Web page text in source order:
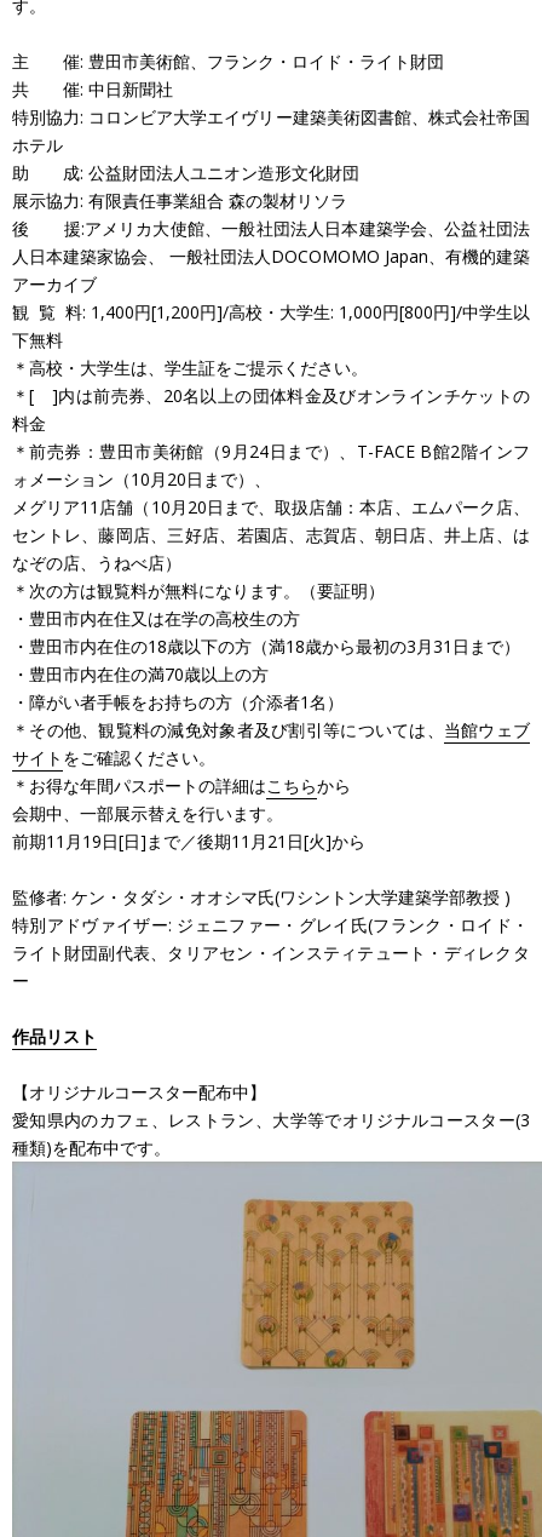
す。
主 催: 豊田市美術館、フランク・ロイド・ライト財団
共 催: 中日新聞社
特別協力: コロンビア大学エイヴリー建築美術図書館、株式会社帝国
ホテル
助 成: 公益財団法人ユニオン造形文化財団
展示協力: 有限責任事業組合 森の製材リソラ
後 援:アメリカ大使館、一般社団法人日本建築学会、公益社団法
人日本建築家協会、 一般社団法人DOCOMOMO Japan、有機的建築
アーカイブ
観 覧 料: 1,400円[1,200円]/高校・大学生: 1,000円[800円]/中学生以
下無料
＊高校・大学生は、学生証をご提示ください。
＊[ ]内は前売券、20名以上の団体料金及びオンラインチケットの
料金
＊前売券：豊田市美術館（9月24日まで）、T-FACE B館2階インフ
ォメーション（10月20日まで）、
メグリア11店舗（10月20日まで、取扱店舗：本店、エムパーク店、
セントレ、藤岡店、三好店、若園店、志賀店、朝日店、井上店、は
なぞの店、うねべ店）
＊次の方は観覧料が無料になります。（要証明）
・豊田市内在住又は在学の高校生の方
・豊田市内在住の18歳以下の方（満18歳から最初の3月31日まで）
・豊田市内在住の満70歳以上の方
・障がい者手帳をお持ちの方（介添者1名）
＊その他、観覧料の減免対象者及び割引等については、 当館ウェブ
サイト をご確認ください。
＊お得な年間パスポートの詳細はこちらから
会期中、一部展示替えを行います。
前期11月19日[日]まで／後期11月21日[火]から
監修者: ケン・タダシ・オオシマ氏(ワシントン大学建築学部教授 )
特別アドヴァイザー: ジェニファー・グレイ氏(フランク・ロイド・
ライト財団副代表、タリアセン・インスティテュート・ディレクタ
ー
作品リスト
【オリジナルコースター配布中】
愛知県内のカフェ、レストラン、大学等でオリジナルコースター(3
種類)を配布中です。